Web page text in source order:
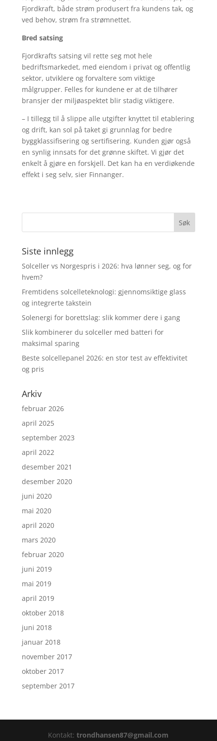
Fjordkraft, både strøm produsert fra kundens tak, og
ved behov, strøm fra strømnettet.
Bred satsing
Fjordkrafts satsing vil rette seg mot hele
bedriftsmarkedet, med eiendom i privat og offentlig
sektor, utviklere og forvaltere som viktige
målgrupper. Felles for kundene er at de tilhører
bransjer der miljøaspektet blir stadig viktigere.
– I tillegg til å slippe alle utgifter knyttet til etablering
og drift, kan sol på taket gi grunnlag for bedre
byggklassifisering og sertifisering. Kunden gjør også
en synlig innsats for det grønne skiftet. Vi gjør det
enkelt å gjøre en forskjell. Det kan ha en verdiøkende
effekt i seg selv, sier Finnanger.
Siste innlegg
Solceller vs Norgespris i 2026: hva lønner seg, og for
hvem?
Fremtidens solcelleteknologi: gjennomsiktige glass
og integrerte takstein
Solenergi for borettslag: slik kommer dere i gang
Slik kombinerer du solceller med batteri for
maksimal sparing
Beste solcellepanel 2026: en stor test av effektivitet
og pris
Arkiv
februar 2026
april 2025
september 2023
april 2022
desember 2021
desember 2020
juni 2020
mai 2020
april 2020
mars 2020
februar 2020
juni 2019
mai 2019
april 2019
oktober 2018
juni 2018
januar 2018
november 2017
oktober 2017
september 2017
Kontakt:trondhansen87@gmail.com